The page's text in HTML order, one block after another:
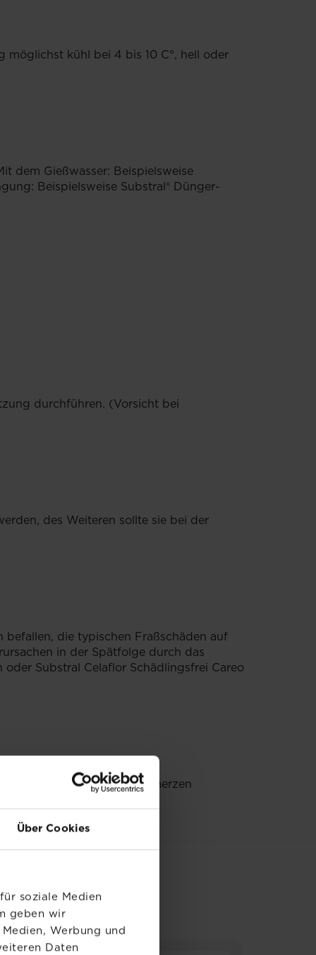
Über Cookies
soziale Medien
geben wir
Werbung und
Daten
kühl bei 4 bis 10 C°, hell oder
dem Gießwasser: Beispielsweise
Beispielsweise Substral® Dünger-
durchführen. (Vorsicht bei
des Weiteren sollte sie bei der
die typischen Fraßschäden auf
in der Spätfolge durch das
Substral Celaflor Schädlingsfrei Careo
Menschen Kopfschmerzen